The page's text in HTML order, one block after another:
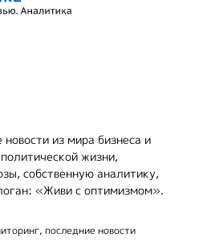
из мира бизнеса и
жизни,
собственную аналитику,
«Живи с оптимизмом».
последние новости